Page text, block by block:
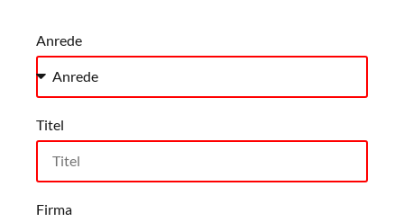
Anrede
Titel
Firma